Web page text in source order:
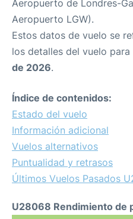
Aeropuerto de Londres-
Aeropuerto LGW).
Estos datos de vuelo se
los detalles del vuelo para
de 2026.
Índice de contenidos:
Estado del vuelo
Información adicional
Vuelos alternativos
Puntualidad y retrasos
Últimos Vuelos Pasados
U28068 Rendimiento de